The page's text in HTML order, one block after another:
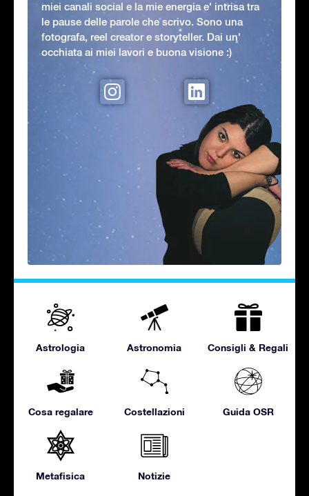
miei canali social e la mie energia e' intrisa tra
le pause delle parole che scrivo. Sono una
fotografa, reel creator e storyteller. Dai un'
occhiata ai miei lavori e buona visione :)
Astrologia Astronomia Consigli & Regali
Cosa regalare Costellazioni Guida OSR
Metafisica Notizie